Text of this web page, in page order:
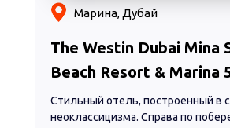
Стильный отель, построенный в
неоклассицизма. Справа по
The Westin Dubai Mina
Beach Resort & Marina
Марина, Дубай